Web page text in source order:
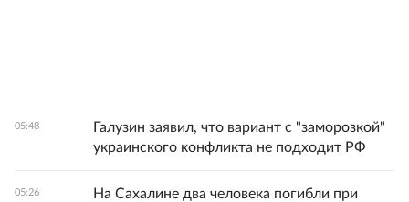
05:48
Галузин заявил, что вариант с "заморозкой"
украинского конфликта не подходит РФ
05:26
На Сахалине два человека погибли при